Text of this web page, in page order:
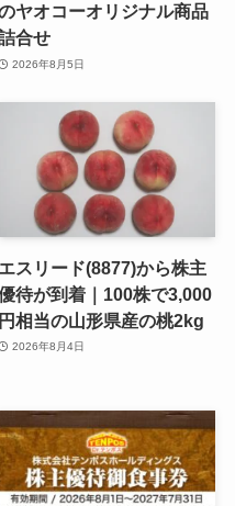
ヤオコーオリジナル商品
合せ
2026年8月5日
エスリード(8877)から株主
待が到着｜100株で3,000
円相当の山形県産の桃2kg
2026年8月4日